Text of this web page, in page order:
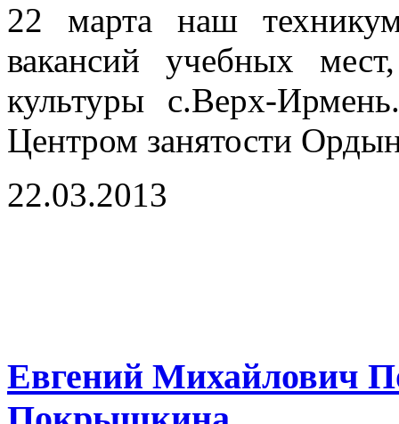
22 марта наш
вакансий учебных
культуры с.Верх-
Центром занятости
22.03.2013
Евгений Михайлович